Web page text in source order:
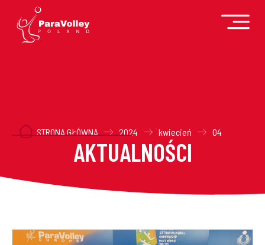
STRONA GŁÓWNA 2024 kwiecień 04
AKTUALNOŚCI